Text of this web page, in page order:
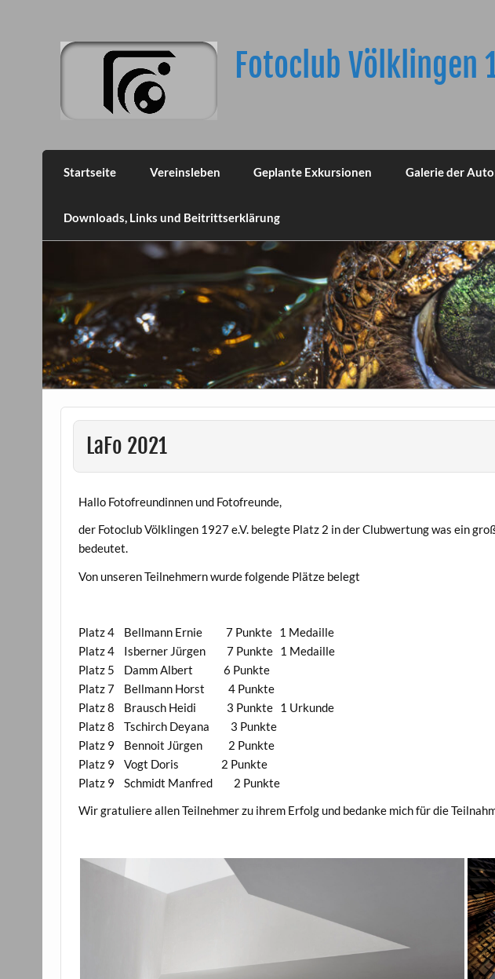
Fotoclub Völklingen
Startseite Vereinsleben Geplante Exkursionen Galerie der
Downloads, Links und Beitrittserklärung
LaFo 2021
Hallo Fotofreundinnen und Fotofreunde,
der Fotoclub Völklingen 1927 e.V. belegte Platz 2 in der Clubwertung was ein
bedeutet.
Von unseren Teilnehmern wurde folgende Plätze belegt
Platz 4 Bellmann Ernie 7 Punkte 1 Medaille
Platz 4 Isberner Jürgen 7 Punkte 1 Medaille
Platz 5 Damm Albert 6 Punkte
Platz 7 Bellmann Horst 4 Punkte
Platz 8 Brausch Heidi 3 Punkte 1 Urkunde
Platz 8 Tschirch Deyana 3 Punkte
Platz 9 Bennoit Jürgen 2 Punkte
Platz 9 Vogt Doris 2 Punkte
Platz 9 Schmidt Manfred 2 Punkte
Wir gratuliere allen Teilnehmer zu ihrem Erfolg und bedanke mich für die